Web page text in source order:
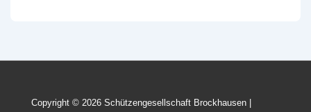
Copyright © 2026 Schützengesellschaft Brockhausen |